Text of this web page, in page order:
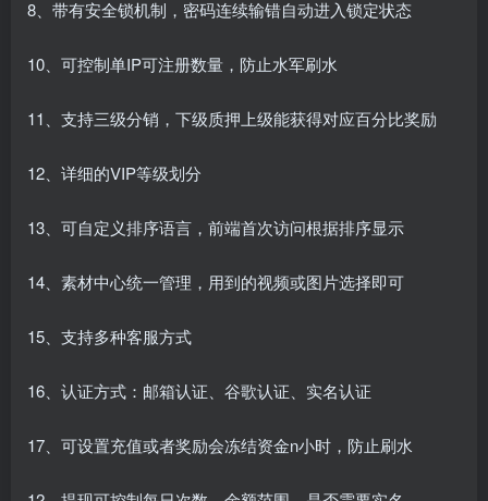
8、带有安全锁机制，密码连续输错自动进入锁定状态
10、可控制单IP可注册数量，防止水军刷水
11、支持三级分销，下级质押上级能获得对应百分比奖励
12、详细的VIP等级划分
13、可自定义排序语言，前端首次访问根据排序显示
14、素材中心统一管理，用到的视频或图片选择即可
15、支持多种客服方式
16、认证方式：邮箱认证、谷歌认证、实名认证
17、可设置充值或者奖励会冻结资金n小时，防止刷水